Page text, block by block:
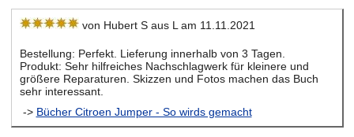
von Hubert S aus L am 11.11.2021
Bestellung: Perfekt. Lieferung innerhalb von 3 Tagen.
Produkt: Sehr hilfreiches Nachschlagwerk für kleinere und
größere Reparaturen. Skizzen und Fotos machen das Buch
sehr interessant.
-> Bücher Citroen Jumper - So wirds gemacht